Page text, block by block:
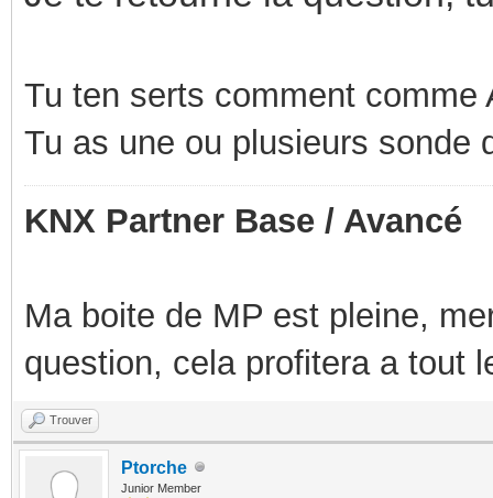
Tu ten serts comment comme
Tu as une ou plusieurs sonde
KNX Partner Base / Avancé
Ma boite de MP est pleine,
question, cela profitera a tout
Trouver
Ptorche
Junior Member